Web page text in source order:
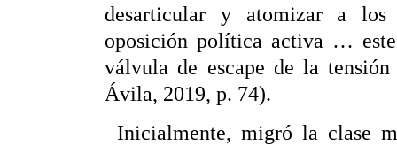
desarticular y atomizar a los
oposición política activa …
válvula de escape de la
Ávila, 2019, p. 74).
Inicialmente, migró la clase